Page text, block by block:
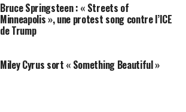
DONALD TRUMP MILEY CYRUS
Bruce Springsteen : « Streets of
Minneapolis », une protest song contre l’ICE
de Trump
Miley Cyrus sort « Something Beautiful »